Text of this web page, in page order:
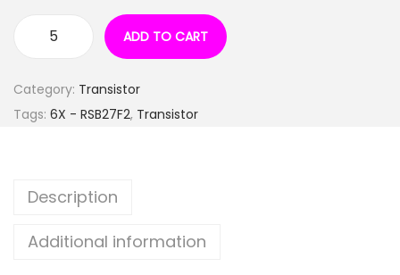
ADD TO CART
Category: Transistor
Tags: 6X - RSB27F2, Transistor
Description
Additional information